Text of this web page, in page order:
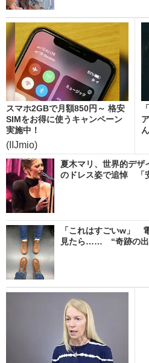
スマホ2GBで月額850円～ 格安
SIMをお得に使うキャンペーン
実施中！
(IIJmio)
夏木マリ、世界的デザ
のドレス姿で追悼 「
「これはすごいw」
見たら…… “奇跡の出